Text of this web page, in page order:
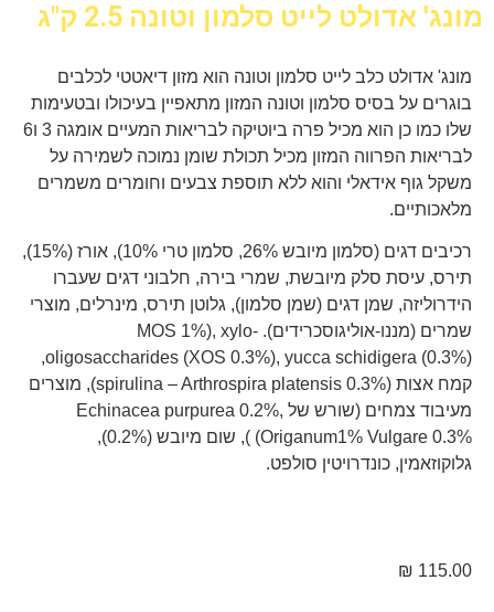
מונג' אדולט לייט סלמון וטונה 2.5 ק"ג
מונג' אדולט כלב לייט סלמון וטונה הוא מזון דיאטטי לכלבים
בוגרים על בסיס סלמון וטונה המזון מתאפיין בעיכולו ובטעימות
שלו כמו כן הוא מכיל פרה ביוטיקה לבריאות המעיים אומגה 3 ו6
לבריאות הפרווה המזון מכיל תכולת שומן נמוכה לשמירה על
משקל גוף אידאלי והוא ללא תוספת צבעים וחומרים משמרים
מלאכותיים.
רכיבים דגים (סלמון מיובש 26%, סלמון טרי 10%), אורז (15%),
תירס, עיסת סלק מיובשת, שמרי בירה, חלבוני דגים שעברו
הידרוליזה, שמן דגים (שמן סלמון), גלוטן תירס, מינרלים, מוצרי
שמרים (מננו-אוליגוסכרידים). MOS 1%), xylo-
oligosaccharides (XOS 0.3%), yucca schidigera (0.3%),
קמח אצות (spirulina – Arthrospira platensis 0.3%), מוצרים
מעיבוד צמחים (שורש של Echinacea purpurea 0.2%,
Origanum1% Vulgare 0.3%) ), שום מיובש (0.2%),
גלוקוזאמין, כונדרויטין סולפט.
₪ 115.00